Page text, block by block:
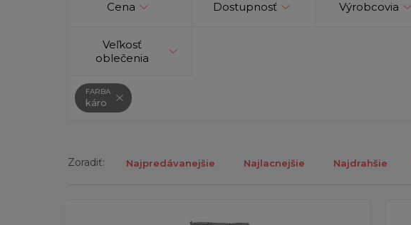
Cena Dostupnosť Výrobcovia
Veľkosť
oblečenia
FARBA
káro
Zoradiť: Najpredávanejšie Najlacnejšie Najdrahšie